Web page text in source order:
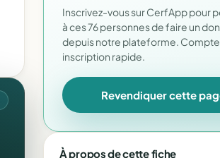
Inscrivez-vous sur CerfApp pour
à ces 76 personnes de faire un don
depuis notre plateforme.
inscription rapide.
Revendiquer cette
À propos de cette fiche